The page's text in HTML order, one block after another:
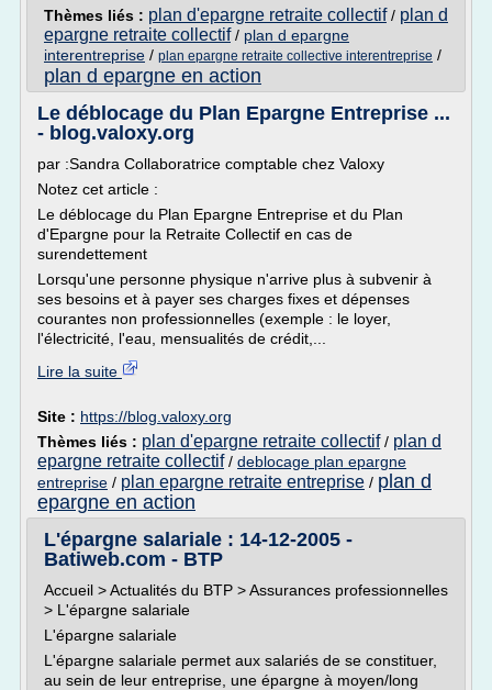
Thèmes liés : plan d'epargne retraite collectif/ plan d
epargne retraite collectif/ plan d epargne
interentreprise / plan epargne retraite collective interentreprise /
plan d epargne en action
Le déblocage du Plan Epargne Entreprise ...
- blog.valoxy.org
par :Sandra Collaboratrice comptable chez Valoxy
Notez cet article :
Le déblocage du Plan Epargne Entreprise et du Plan
d'Epargne pour la Retraite Collectif en cas de
surendettement
Lorsqu'une personne physique n'arrive plus à subvenir à
ses besoins et à payer ses charges fixes et dépenses
courantes non professionnelles (exemple : le loyer,
l'électricité, l'eau, mensualités de crédit,...
Lire la suite
Site : https://blog.valoxy.org
Thèmes liés : plan d'epargne retraite collectif/ plan d
epargne retraite collectif/ deblocage plan epargne
entreprise / plan epargne retraite entreprise / plan d
epargne en action
L'épargne salariale : 14-12-2005 -
Batiweb.com - BTP
Accueil > Actualités du BTP > Assurances professionnelles
> L'épargne salariale
L'épargne salariale
L'épargne salariale permet aux salariés de se constituer,
au sein de leur entreprise, une épargne à moyen/long